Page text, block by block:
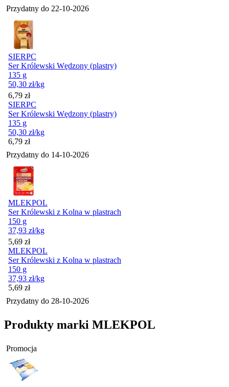
Przydatny do 22-10-2026
SIERPC
Ser Królewski Wędzony (plastry)
135 g
50,30 zł/kg
Cena
6,79 zł
SIERPC
Ser Królewski Wędzony (plastry)
135 g
50,30 zł/kg
Cena
6,79 zł
Przydatny do 14-10-2026
MLEKPOL
Ser Królewski z Kolna w plastrach
150 g
37,93 zł/kg
Cena
5,69 zł
MLEKPOL
Ser Królewski z Kolna w plastrach
150 g
37,93 zł/kg
Cena
5,69 zł
Przydatny do 28-10-2026
Produkty marki MLEKPOL
Promocja